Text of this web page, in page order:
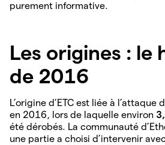
purement informative.
Les origines : le
de 2016
L’origine d’ETC est liée à l’attaque
en 2016, lors de laquelle environ
été dérobés. La communauté
une partie a choisi d’intervenir